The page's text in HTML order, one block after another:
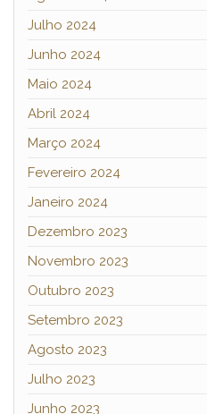
Julho 2024
Junho 2024
Maio 2024
Abril 2024
Março 2024
Fevereiro 2024
Janeiro 2024
Dezembro 2023
Novembro 2023
Outubro 2023
Setembro 2023
Agosto 2023
Julho 2023
Junho 2023